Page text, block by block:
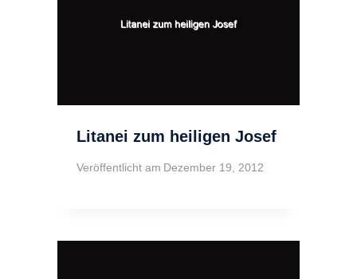
Litanei zum heiligen Josef
Veröffentlicht am Dezember 19, 2012